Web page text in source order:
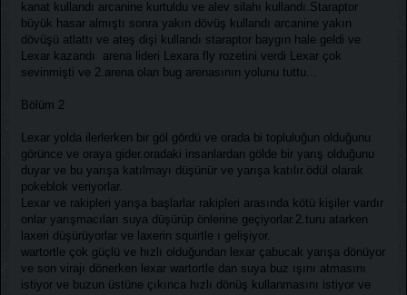
kanat kullandı arcanine kurtuldu ve alev silahı kullandı.Staraptor
büyük hasar almıştı sonra yakın dövüş kullandı arcanine yakın
dövüşü atlattı ve ateş dişi kullandı staraptor baygın hale geldi ve
Lexar kazandı arena lideri Lexara fly rozetini verdi Lexar çok
sevinmişti ve 2.arena olan bug arenasının yolunu tuttu...
Bölüm 2
Lexar yolda ilerlerken bir göl gördü ve orada bi topluluğun olduğunu
görünce ve oraya gider.oradaki insanlardan gölde bir yarış olduğunu
duyar ve bu yarışa katılmayı düşünür ve yarışa katılır.ödül olarak
pokeblok veriyorlar.
Lexar ve rakipleri yarışa başlarlar rakipleri arasında kötü kişiler vardır
onlar yarışmacıları suya düşürüp önlerine geçiyorlar.2.turu atarken
laxeri düşürüyorlar ve laxerin squirtle ı gelişiyor.
wartortle çok güçlü ve hızlı olduğundan lexar çabucak yarışa dönüyor
ve son virajı dönerken lexar wartortle dan suya buz ışını atmasını
istiyor ve buzun üstüne çıkınca hızlı dönüş kullanmasını istiyor ve